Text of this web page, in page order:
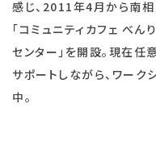
感じ、2011年4月から南相
「コミュニティカフェ べ
センター」を開設。現在任
サポートしながら、ワーク
中。